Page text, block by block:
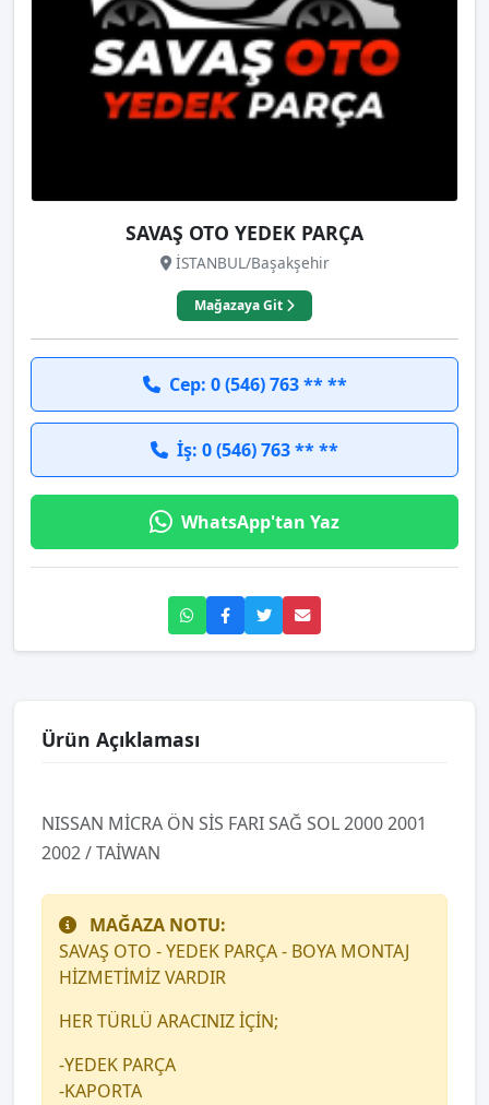
SAVAŞ OTO YEDEK PARÇA
İSTANBUL/Başakşehir
Mağazaya Git
Cep: 0 (546) 763 ** **
İş: 0 (546) 763 ** **
WhatsApp'tan Yaz
Ürün Açıklaması
NISSAN MİCRA ÖN SİS FARI SAĞ SOL 2000 2001
2002 / TAİWAN
MAĞAZA NOTU:
SAVAŞ OTO - YEDEK PARÇA - BOYA MONTAJ
HİZMETİMİZ VARDIR
HER TÜRLÜ ARACINIZ İÇİN;
-YEDEK PARÇA
-KAPORTA